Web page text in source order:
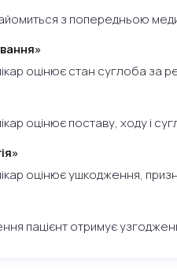
з попередньою
оцінює стан суглоба за
оцінює поставу, ходу і
оцінює ушкодження,
пацієнт отримує